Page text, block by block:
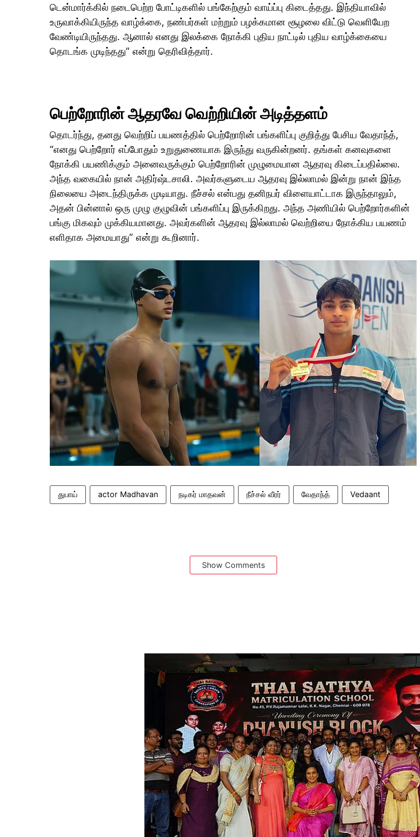
டென்மார்க்கில் நடைபெற்ற போட்டிகளில் பங்கேற்கும் வாய்ப்பு கிடைத்தது. இந்தியாவில்
உருவாக்கியிருந்த வாழ்க்கை, நண்பர்கள் மற்றும் பழக்கமான சூழலை விட்டு வெளியேற
வேண்டியிருந்தது. ஆனால் எனது இலக்கை நோக்கி புதிய நாட்டில் புதிய வாழ்க்கையை
தொடங்க முடிந்தது” என்று தெரிவித்தார்.
பெற்றோரின் ஆதரவே வெற்றியின் அடித்தளம்
தொடர்ந்து, தனது வெற்றிப் பயணத்தில் பெற்றோரின் பங்களிப்பு குறித்து பேசிய வேதாந்த்,
“எனது பெற்றோர் எப்போதும் உறுதுணையாக இருந்து வருகின்றனர். தங்கள் கனவுகளை
நோக்கி பயணிக்கும் அனைவருக்கும் பெற்றோரின் முழுமையான ஆதரவு கிடைப்பதில்லை.
அந்த வகையில் நான் அதிர்ஷ்டசாலி. அவர்களுடைய ஆதரவு இல்லாமல் இன்று நான் இந்த
நிலையை அடைந்திருக்க முடியாது. நீச்சல் என்பது தனிநபர் விளையாட்டாக இருந்தாலும்,
அதன் பின்னால் ஒரு முழு குழுவின் பங்களிப்பு இருக்கிறது. அந்த அணியில் பெற்றோர்களின்
பங்கு மிகவும் முக்கியமானது. அவர்களின் ஆதரவு இல்லாமல் வெற்றியை நோக்கிய பயணம்
எளிதாக அமையாது” என்று கூறினார்.
துபாய் actor Madhavan நடிகர் மாதவன் நீச்சல் வீரர் வேதாந்த் Vedaant
Show Comments